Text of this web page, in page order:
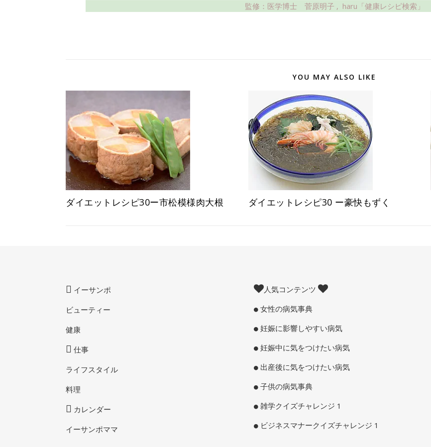
監修：医学博士 菅原明子 , haru「健康レシピ検索」
YOU MAY ALSO LIKE
ダイエットレシピ30ー市松模様肉大根 ダイエットレシピ30 ー豪快もずく
イーサンポ
ビューティー
健康
仕事
ライフスタイル
料理
カレンダー
イーサンポママ
人気コンテンツ
女性の病気事典
妊娠に影響しやすい病気
妊娠中に気をつけたい病気
出産後に気をつけたい病気
子供の病気事典
雑学クイズチャレンジ 1
ビジネスマナークイズチャレンジ 1